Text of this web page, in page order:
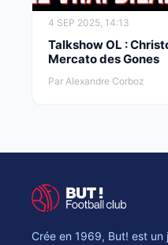
4 SEP 2025, 14:13
Talkshow OL :
Mercato des Gones
Par Alexandre Corboz
Crée en 1969, But! est